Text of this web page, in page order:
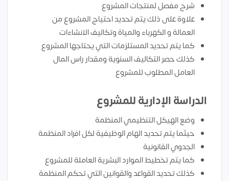
شرح مفصل لمنتجات المشروع
علاوة على ذلك يتم تحديد احتياج المشروع من
العمالة و الكهرباء والمياة وتكاليف الانشاءات
كما يتم تحديد المستلزمات التي يحتاجها المشروع
كذلك حصر التكاليف السنوية ومقدار راس المال
العامل المطلوب للمشروع
الدراسة الإدارية للمشروع
وضع الهيكل التنظيمي المنظمة
حيثما يتم تحديد الهام الوظيفية لكل افراد المنظمة
الجدوي القانونية
كما يتم تخطيط الموارد البشرية العاملة للمشروع
كذلك تحديد القواعد والقوانين التي تحكم المنظمة